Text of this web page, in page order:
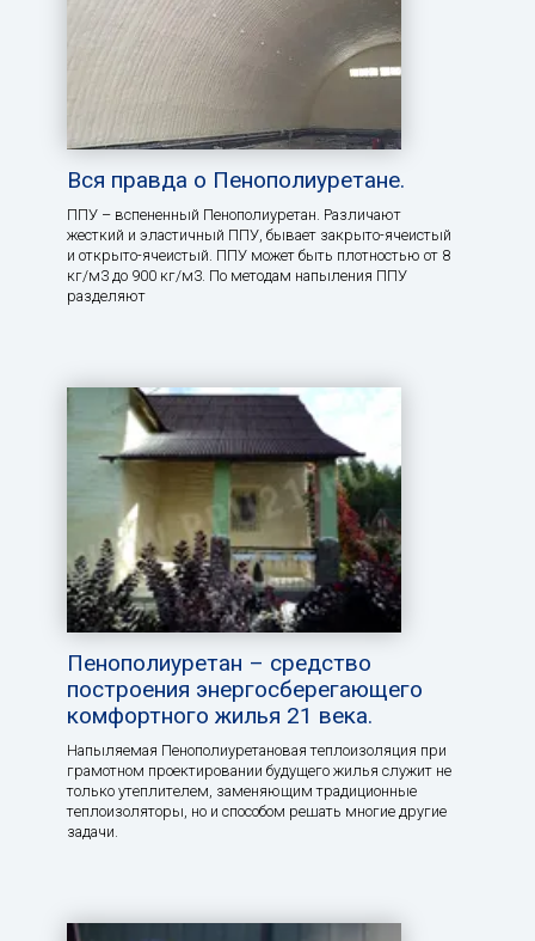
Вся правда о Пенополиуретане.
ППУ – вспененный Пенополиуретан. Различают
жесткий и эластичный ППУ, бывает закрыто-ячеистый
и открыто-ячеистый. ППУ может быть плотностью от 8
кг/м3 до 900 кг/м3. По методам напыления ППУ
разделяют
Пенополиуретан – средство
построения энергосберегающего
комфортного жилья 21 века.
Напыляемая Пенополиуретановая теплоизоляция при
грамотном проектировании будущего жилья служит не
только утеплителем, заменяющим традиционные
теплоизоляторы, но и способом решать многие другие
задачи.